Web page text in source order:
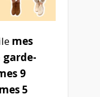
mes
9
5